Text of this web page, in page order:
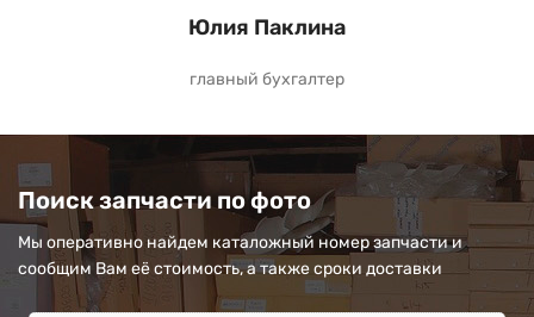
Юлия Паклина
главный бухгалтер
Поиск запчасти по фото
Мы оперативно найдем каталожный номер запчасти и
сообщим Вам её стоимость, а также сроки доставки